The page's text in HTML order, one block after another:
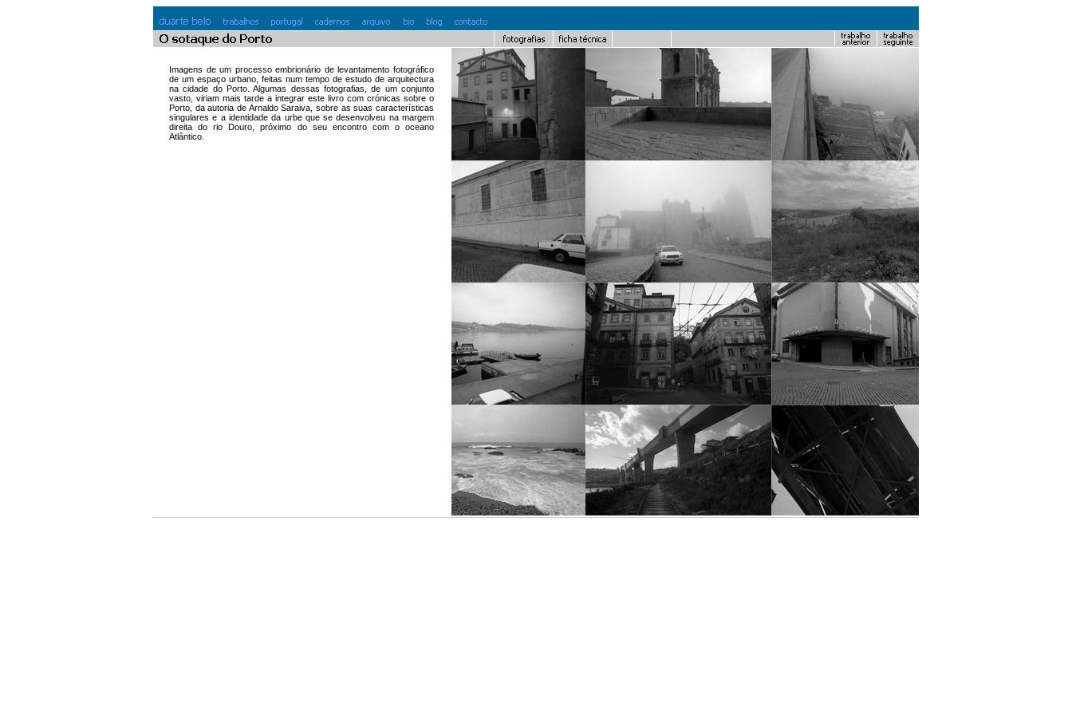
Imagens de um processo embrionário de levantamento fotográfico
de um espaço urbano, feitas num tempo de estudo de arquitectura
na cidade do Porto. Algumas dessas fotografias, de um conjunto
vasto, viriam mais tarde a integrar este livro com crónicas sobre o
Porto, da autoria de Arnaldo Saraiva, sobre as suas características
singulares e a identidade da urbe que se desenvolveu na margem
direita do rio Douro, próximo do seu encontro com o oceano
Atlântico.